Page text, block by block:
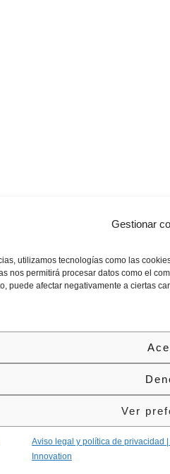
Gestionar
utilizamos tecnologías como las
nos permitirá procesar datos como el
puede afectar negativamente a ciertas
Ver
Aviso legal y política de privacidad
Innovation